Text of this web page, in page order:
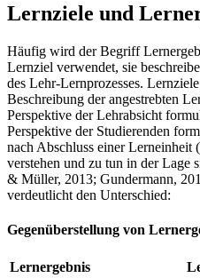
Lernziele und
Häufig wird der Begriff
Lernziel verwendet, sie
des Lehr-Lernprozesses.
Beschreibung der angestrebten
Perspektive der Lehrabsicht
Perspektive der Studierenden
nach Abschluss einer Lerneinheit (
verstehen und zu tun in der Lage
& Müller, 2013; Gundermann,
verdeutlicht den Unterschied:
Gegenüberstellung von
Lernergebnis